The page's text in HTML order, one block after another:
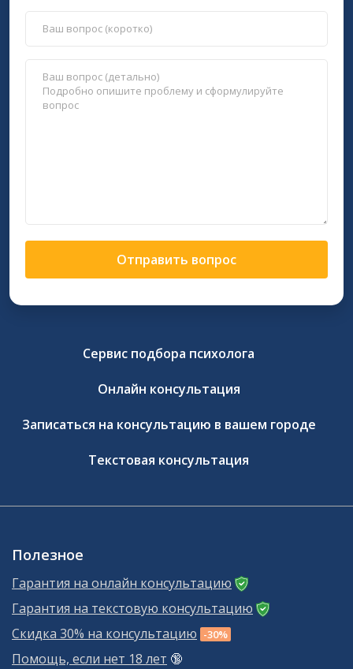
Отправить вопрос
Сервис подбора психолога
Онлайн консультация
Записаться на консультацию в вашем городе
Текстовая консультация
Полезное
Гарантия на онлайн консультацию
Гарантия на текстовую консультацию
Скидка 30% на консультацию -30%
Помощь, если нет 18 лет 🔞